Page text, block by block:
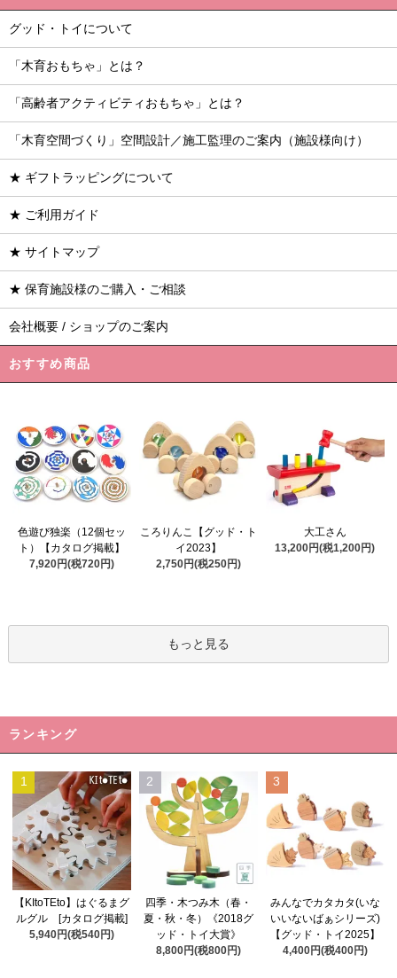
グッド・トイについて
「木育おもちゃ」とは？
「高齢者アクティビティおもちゃ」とは？
「木育空間づくり」空間設計／施工監理のご案内（施設様向け）
★ ギフトラッピングについて
★ ご利用ガイド
★ サイトマップ
★ 保育施設様のご購入・ご相談
会社概要 / ショップのご案内
おすすめ商品
色遊び独楽（12個セッ
ト）【カタログ掲載】
7,920円(税720円)
ころりんこ【グッド・ト
イ2023】
2,750円(税250円)
大工さん
13,200円(税1,200円)
もっと見る
ランキング
1
【KItoTEto】はぐるまグ
ルグル [カタログ掲載]
5,940円(税540円)
2
四季・木つみ木（春・
夏・秋・冬）《2018グ
ッド・トイ大賞》
8,800円(税800円)
3
みんなでカタカタ(いな
いいないばぁシリーズ)
【グッド・トイ2025】
4,400円(税400円)